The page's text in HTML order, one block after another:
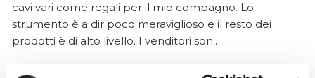
cavi vari come regali per il mio compagno. Lo
strumento è a dir poco meraviglioso e il resto dei
prodotti è di alto livello. I venditori son..